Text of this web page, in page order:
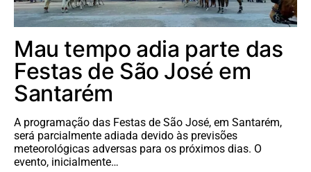
Mau tempo adia parte das
Festas de São José em
Santarém
A programação das Festas de São José, em Santarém,
será parcialmente adiada devido às previsões
meteorológicas adversas para os próximos dias. O
evento, inicialmente…